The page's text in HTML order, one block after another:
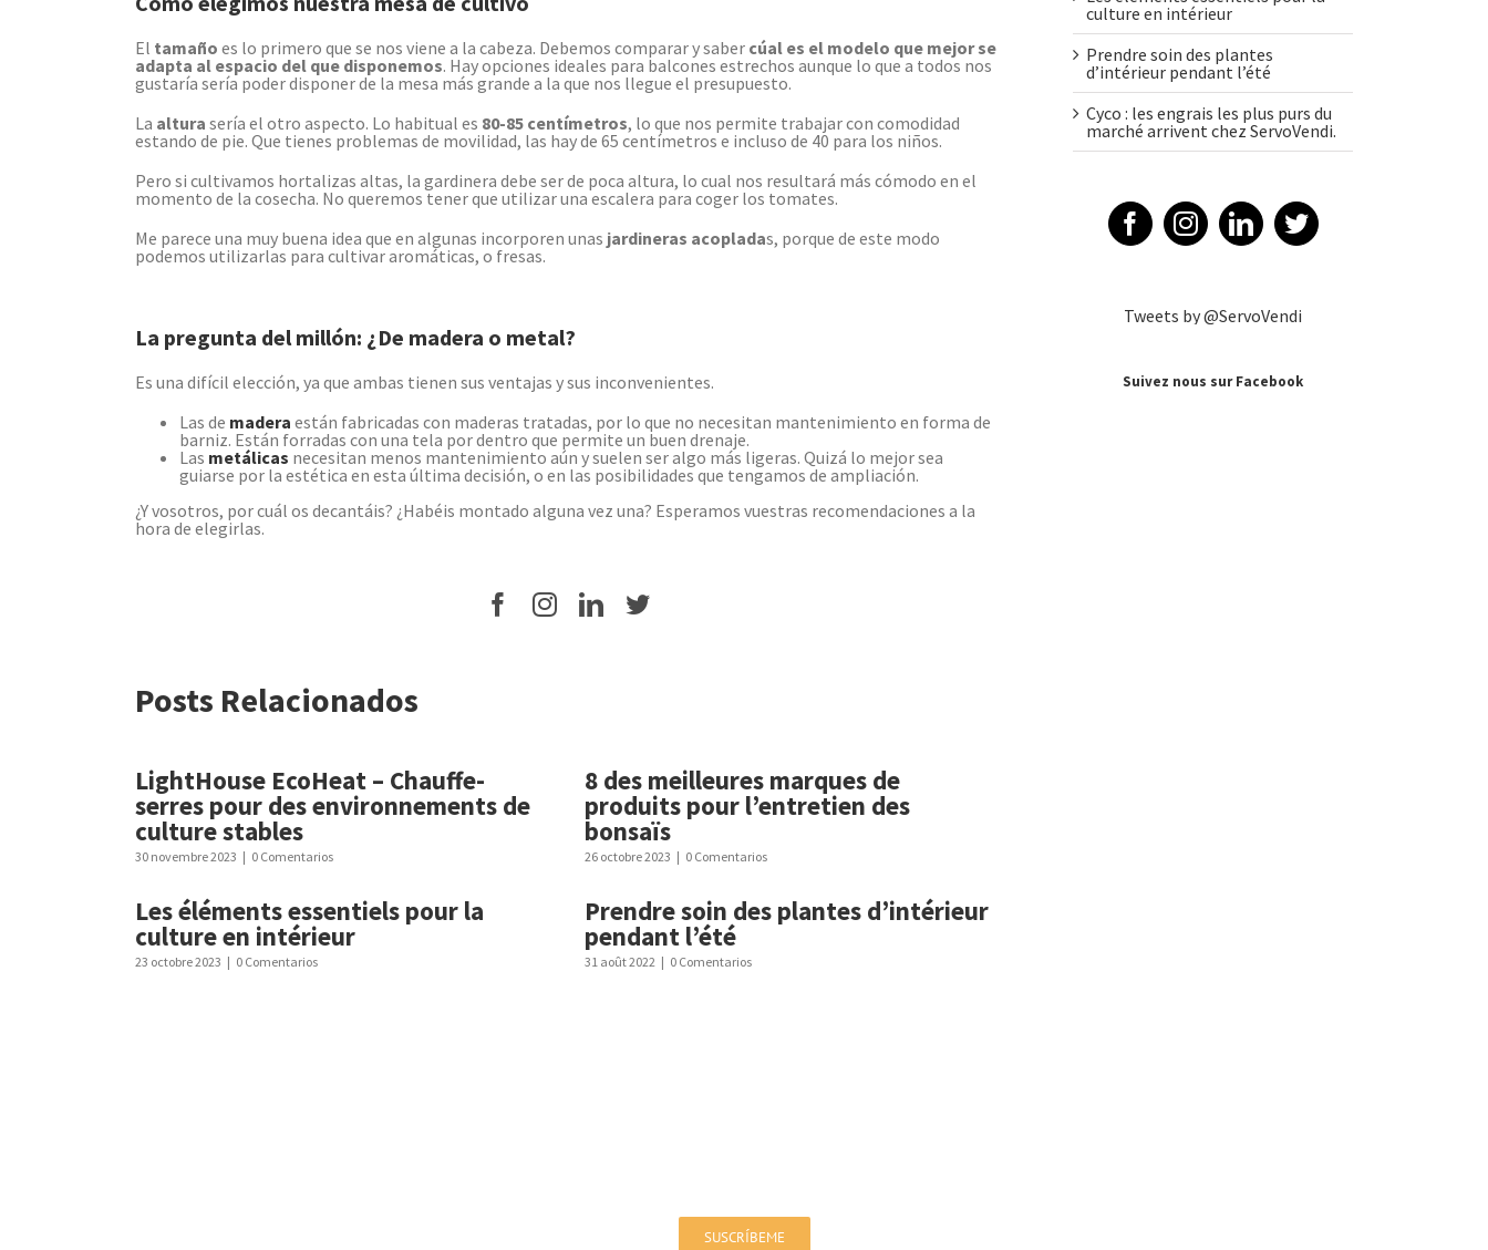
El tamaño es lo primero que se nos viene a la cabeza. Debemos comparar y saber cúal es el modelo que mejor se
adapta al espacio del que disponemos. Hay opciones ideales para balcones estrechos aunque lo que a todos nos
gustaría sería poder disponer de la mesa más grande a la que nos llegue el presupuesto.
La altura sería el otro aspecto. Lo habitual es 80-85 centímetros, lo que nos permite trabajar con comodidad
estando de pie. Que tienes problemas de movilidad, las hay de 65 centímetros e incluso de 40 para los niños.
Pero si cultivamos hortalizas altas, la gardinera debe ser de poca altura, lo cual nos resultará más cómodo en el
momento de la cosecha. No queremos tener que utilizar una escalera para coger los tomates.
Me parece una muy buena idea que en algunas incorporen unas jardineras acopladas, porque de este modo
podemos utilizarlas para cultivar aromáticas, o fresas.
La pregunta del millón: ¿De madera o metal?
Es una difícil elección, ya que ambas tienen sus ventajas y sus inconvenientes.
Las de madera están fabricadas con maderas tratadas, por lo que no necesitan mantenimiento en forma de
barniz. Están forradas con una tela por dentro que permite un buen drenaje.
Las metálicas necesitan menos mantenimiento aún y suelen ser algo más ligeras. Quizá lo mejor sea
guiarse por la estética en esta última decisión, o en las posibilidades que tengamos de ampliación.
¿Y vosotros, por cuál os decantáis? ¿Habéis montado alguna vez una? Esperamos vuestras recomendaciones a la
hora de elegirlas.
Posts Relacionados
LightHouse EcoHeat – Chauffe-
serres pour des environnements de
culture stables
30 novembre 2023 | 0 Comentarios
8 des meilleures marques de
produits pour l’entretien des
bonsaïs
26 octobre 2023 | 0 Comentarios
Les éléments essentiels pour la
culture en intérieur
23 octobre 2023 | 0 Comentarios
Prendre soin des plantes d’intérieur
pendant l’été
31 août 2022 | 0 Comentarios
culture en intérieur
Prendre soin des plantes
d’intérieur pendant l’été
Cyco : les engrais les plus purs du
marché arrivent chez ServoVendi.
Tweets by @ServoVendi
Suivez nous sur Facebook
SUSCRÍBEME